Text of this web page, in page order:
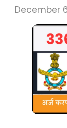
December